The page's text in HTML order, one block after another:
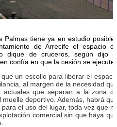
Palmas tiene ya en estudio
de Arrecife el espacio
dique de cruceros, según dijo
confía en que la cesión se ejecute.
un escollo para liberar el
al margen de la necesidad
actuales que separan a la zona
deportivo. Además, habrá
el uso del lugar, toda vez que
comercial sin que haya